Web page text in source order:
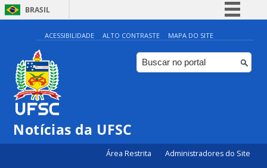
BRASIL
Simplifique!
Comunica BR
Participe
ACESSIBILIDADE ALTO CONTRASTE MAPA DO SITE
Notícias da UFSC
Área Restrita Administradores do Site